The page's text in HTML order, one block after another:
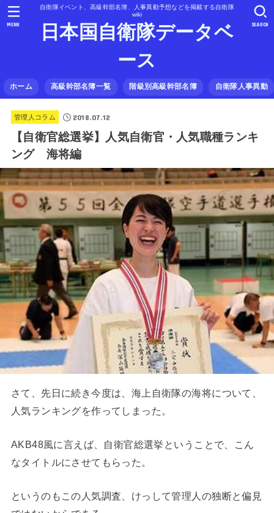
自衛隊イベント、高級幹部名簿、人事異動予想などを掲載する自衛隊
wiki
日本国自衛隊データベ
ース
ホーム 高級幹部名簿一覧 階級別高級幹部名簿 自衛隊人事異動
SEARCH
MENU
管理人コラム 2018.07.12
【自衛官総選挙】人気自衛官・人気職種ランキ
ング 海将編
さて、先日に続き今度は、海上自衛隊の海将について、
人気ランキングを作ってしまった。
AKB48風に言えば、自衛官総選挙ということで、こん
なタイトルにさせてもらった。
というのもこの人気調査、けっして管理人の独断と偏見